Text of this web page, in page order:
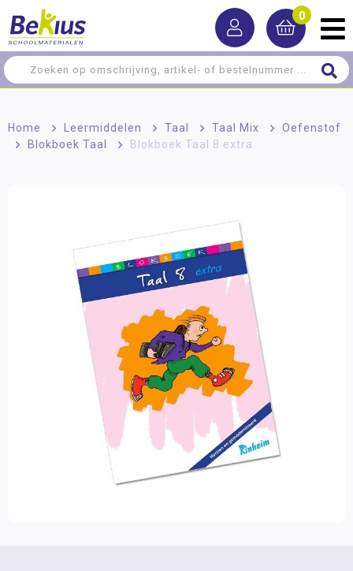
0
Home > Leermiddelen > Taal > Taal Mix >
Oefenstof
>
Blokboek Taal > Blokboek Taal 8 extra